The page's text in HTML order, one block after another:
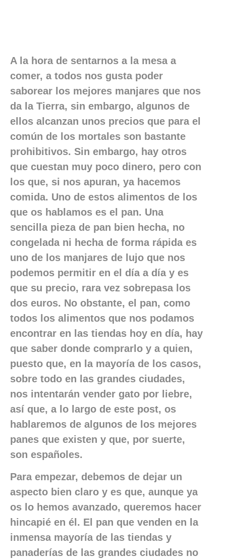
A la hora de sentarnos a la mesa a
comer, a todos nos gusta poder
saborear los mejores manjares que nos
da la Tierra, sin embargo, algunos de
ellos alcanzan unos precios que para el
común de los mortales son bastante
prohibitivos. Sin embargo, hay otros
que cuestan muy poco dinero, pero con
los que, si nos apuran, ya hacemos
comida. Uno de estos alimentos de los
que os hablamos es el pan. Una
sencilla pieza de pan bien hecha, no
congelada ni hecha de forma rápida es
uno de los manjares de lujo que nos
podemos permitir en el día a día y es
que su precio, rara vez sobrepasa los
dos euros. No obstante, el pan, como
todos los alimentos que nos podamos
encontrar en las tiendas hoy en día, hay
que saber donde comprarlo y a quien,
puesto que, en la mayoría de los casos,
sobre todo en las grandes ciudades,
nos intentarán vender gato por liebre,
así que, a lo largo de este post, os
hablaremos de algunos de los mejores
panes que existen y que, por suerte,
son españoles.
Para empezar, debemos de dejar un
aspecto bien claro y es que, aunque ya
os lo hemos avanzado, queremos hacer
hincapié en él. El pan que venden en la
inmensa mayoría de las tiendas y
panaderías de las grandes ciudades no